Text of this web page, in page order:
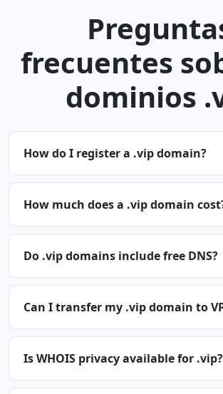
frecuentes
dominios
How do I register a .vip domain?
How much does a .vip domain
Do .vip domains include free DNS?
Can I transfer my .vip domain to
Is WHOIS privacy available for .vip?